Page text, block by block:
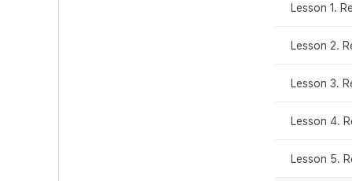
Lesson 1.
Lesson 2.
Lesson 3.
Lesson 4.
Lesson 5.